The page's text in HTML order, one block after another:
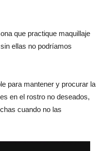
que practique maquillaje
ellas no podríamos
para mantener y procurar la
en el rostro no deseados,
cuando no las